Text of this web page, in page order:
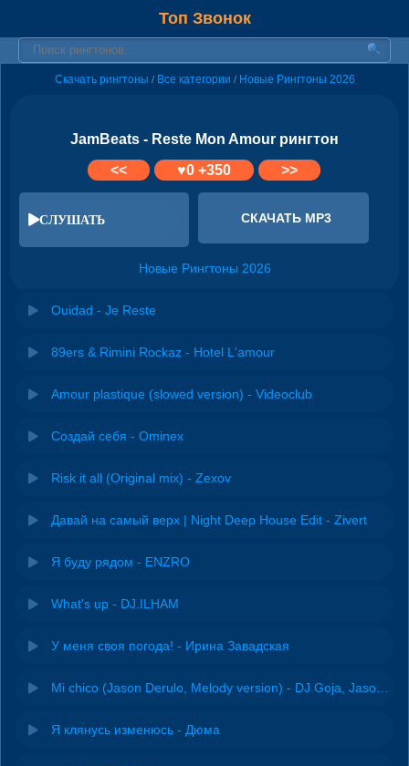
Топ Звонок
Скачать рингтоны / Все категории / Новые Рингтоны 2026
JamBeats - Reste Mon Amour рингтон
<<
♥0+350 >>
СЛУШАТЬ СКАЧАТЬ MP3
Новые Рингтоны 2026
Ouidad - Je Reste
89ers & Rimini Rockaz - Hotel L'amour
Amour plastique (slowed version) - Videoclub
Создай себя - Ominex
Risk it all (Original mix) - Zexov
Давай на самый верх | Night Deep House Edit - Zivert
Я буду рядом - ENZRO
What's up - DJ.ILHAM
У меня своя погода! - Ирина Завадская
Я клянусь изменюсь - Дюма